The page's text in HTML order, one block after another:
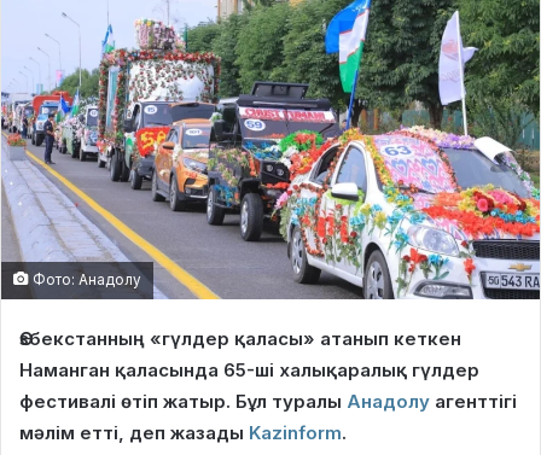
Фото: Анадолу
Өзбекстанның «гүлдер қаласы» атанып кеткен
Наманган қаласында 65-ші халықаралық гүлдер
фестивалі өтіп жатыр. Бұл туралы Анадолу агенттігі
мәлім етті, деп жазады Kazinform.